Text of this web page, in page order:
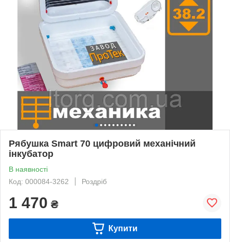
Рябушка Smart 70 цифровий механічний
інкубатор
В наявності
Код: 000084-3262
Роздріб
1 470 ₴
Купити